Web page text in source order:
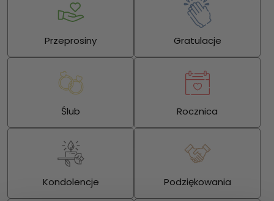
Przeprosiny Gratulacje
Ślub Rocznica
Kondolencje Podziękowania